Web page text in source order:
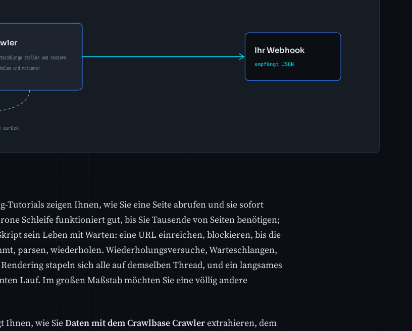
Tutorials zeigen Ihnen, wie Sie eine Seite abrufen und sie sofort
Schleife funktioniert gut, bis Sie Tausende von Seiten benötigen;
sein Leben mit Warten: eine URL einreichen, blockieren, bis die
parsen, wiederholen. Wiederholungsversuche, Warteschlangen,
stapeln sich alle auf demselben Thread, und ein langsames
Lauf. Im großen Maßstab möchten Sie eine völlig andere
Ihnen, wie SieDaten mit dem Crawlbase Crawlerextrahieren, dem